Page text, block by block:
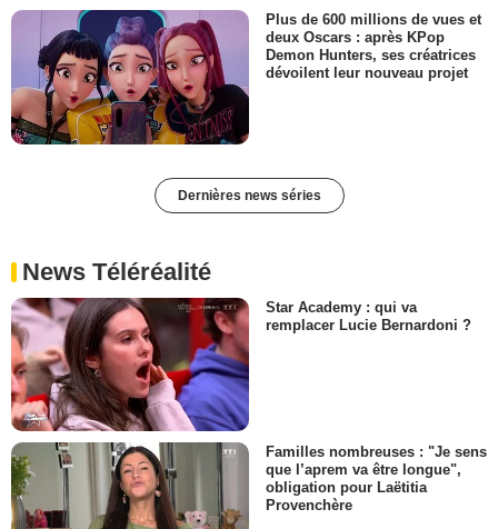
Plus de 600 millions de vues et
deux Oscars : après KPop
Demon Hunters, ses créatrices
dévoilent leur nouveau projet
Dernières news séries
News Téléréalité
Star Academy : qui va
remplacer Lucie Bernardoni ?
Familles nombreuses : "Je sens
que l’aprem va être longue",
obligation pour Laëtitia
Provenchère